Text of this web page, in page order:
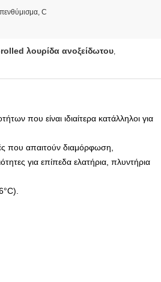
C
λουρίδα ανοξείδωτου,
που είναι ιδιαίτερα κατάλληλοι για
που απαιτούν διαμόρφωση,
για επίπεδα ελατήρια, πλυντήρια